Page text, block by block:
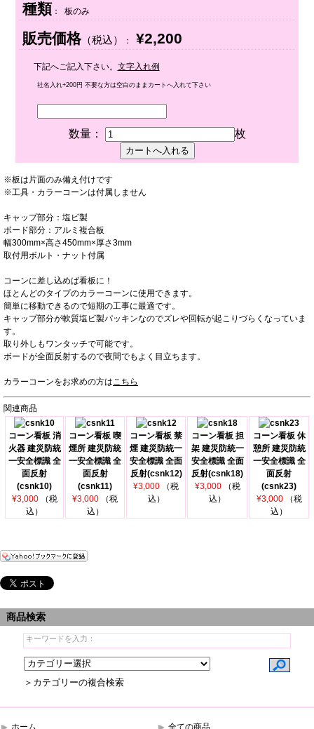
種類 ： 板のみ
販売価格（税込） ： ¥2,200
下記へご記入下さい。 文字入れ例
社名入れ+200円 不要な方は空白のままカートへ入れて下さい
数量： 枚
※板は片面のみ備え付けです
※工具・カラーコーンは付属しません
キャップ部分：塩ビ製
ボード部分：アルミ複合板
幅300mm×高さ450mm×厚さ3mm
取付用ボルト・ナット付属
コーンに差し込めば看板に！
ほとんどのタイプのカラーコーンに使用できます。
簡単に移動できるので短期の工事に最適です。
キャップ部分が軟質塩ビ製パッキンなのでズレや回転が起こりづらくなっていま
す。
取り外しもワンタッチで可能です。
ボードが全面反射するので夜間でもよく目立ちます。
カラーコーンをお求めの方はこちら
関連商品
コーン看板 消
火器 建災防統
一安全標識 全
面反射
(csnk10)
¥3,000
（税
込）
コーン看板 喫
煙所 建災防統
一安全標識 全
面反射
(csnk11)
¥3,000
（税
込）
コーン看板 禁
煙 建災防統一
安全標識 全面
反射(csnk12)
¥3,000
（税
込）
コーン看板 担
架 建災防統一
安全標識 全面
反射(csnk18)
¥3,000
（税
込）
コーン看板 休
憩所 建災防統
一安全標識 全
面反射
(csnk23)
¥3,000
（税
込）
商品検索
＞カテゴリーの複合検索
ホーム 全ての商品